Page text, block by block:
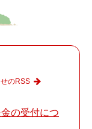
の受付につ
のRSS